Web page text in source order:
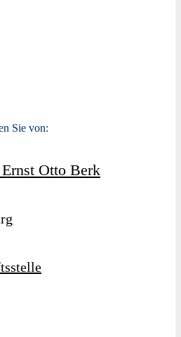
Sie von:
Otto Berk